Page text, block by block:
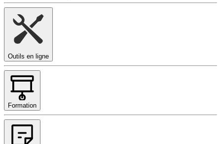
Outils en ligne
Formation